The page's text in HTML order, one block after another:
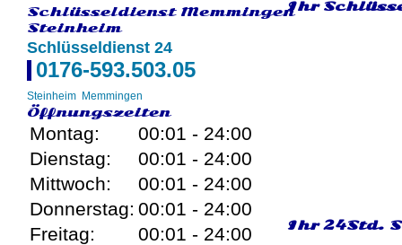
Schlüsseldienst Memmingen
Steinheim
Schlüsseldienst 24
0176-593.503.05
Steinheim Memmingen
Öffnungszeiten
Montag:
00:01 - 24:00
Dienstag:
00:01 - 24:00
Mittwoch:
00:01 - 24:00
Donnerstag: 00:01 - 24:00
Freitag:
00:01 - 24:00
Ihr
Ihr 24Std.